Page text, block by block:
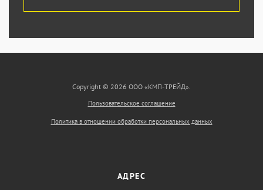
Copyright © 2026 ООО «КМП-ТРЕЙД».
Пользовательское соглашение
Политика в отношении обработки персональных данных
АДРЕС